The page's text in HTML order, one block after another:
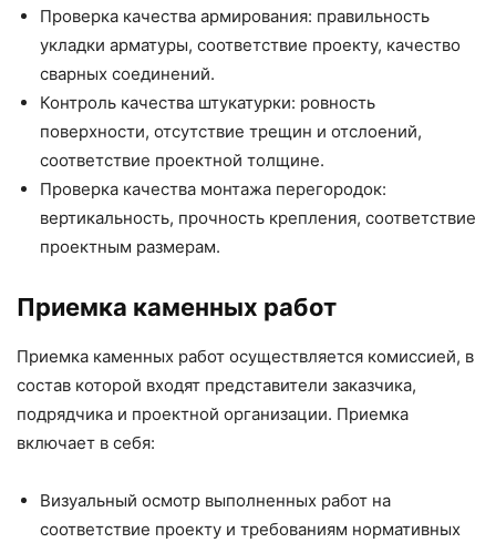
Проверка качества армирования: правильность
укладки арматуры, соответствие проекту, качество
сварных соединений.
Контроль качества штукатурки: ровность
поверхности, отсутствие трещин и отслоений,
соответствие проектной толщине.
Проверка качества монтажа перегородок:
вертикальность, прочность крепления, соответствие
проектным размерам.
Приемка каменных работ
Приемка каменных работ осуществляется комиссией, в
состав которой входят представители заказчика,
подрядчика и проектной организации. Приемка
включает в себя:
Визуальный осмотр выполненных работ на
соответствие проекту и требованиям нормативных